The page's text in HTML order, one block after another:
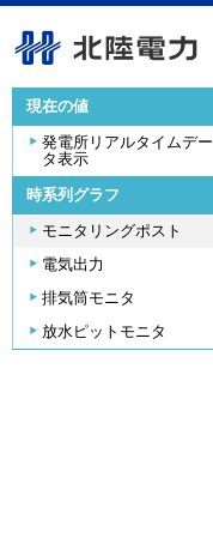
現在の値
発電所リアルタイムデー
タ表示
時系列グラフ
モニタリングポスト
電気出力
排気筒モニタ
放水ピットモニタ